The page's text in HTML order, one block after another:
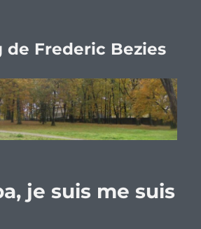
de Frederic Bezies
je suis me suis